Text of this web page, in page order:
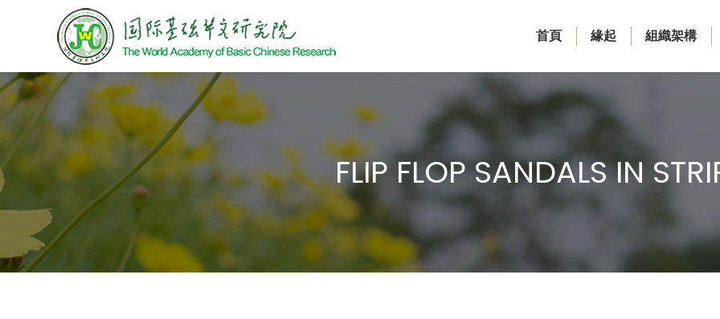
首頁 緣起 組織架構
FLIP FLOP SANDALS IN